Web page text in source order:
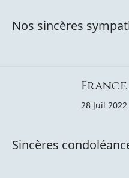
Nos sincères
28 Juil
Sincères